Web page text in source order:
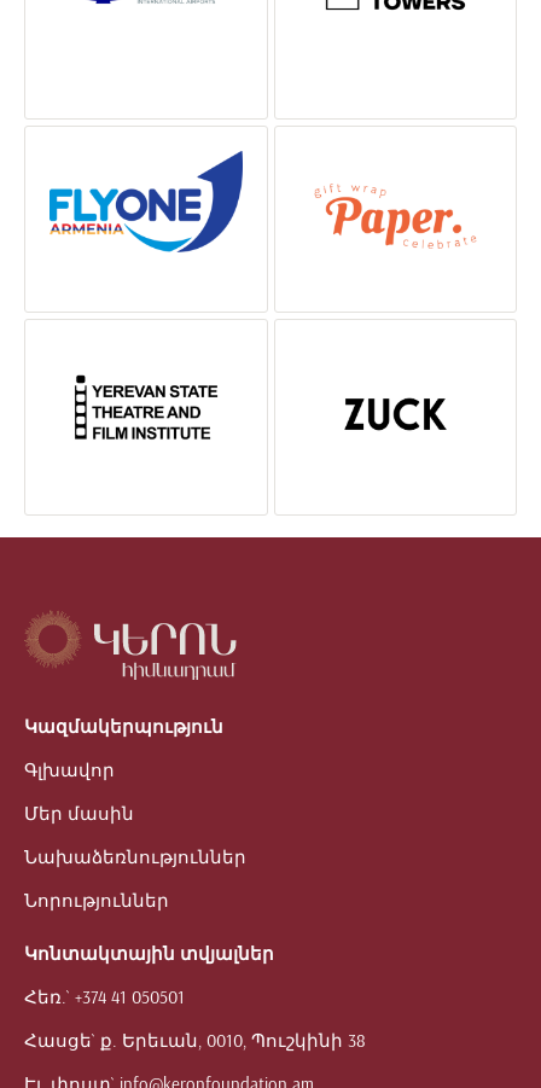
Կազմակերպություն
Գլխավոր
Մեր մասին
Նախաձեռնություններ
Նորություններ
Կոնտակտային տվյալներ
Հեռ.` +374 41 050501
Հասցե` ք. Երեւան, 0010, Պուշկինի 38